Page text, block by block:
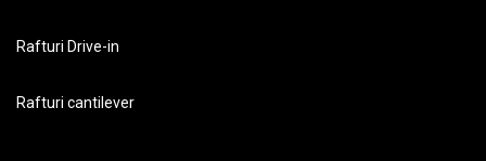
Rafturi Drive-in
Rafturi cantilever